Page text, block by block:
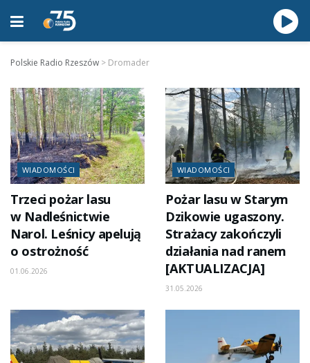
Polskie Radio Rzeszów > Dromader
WIADOMOŚCI
Trzeci pożar lasu
w Nadleśnictwie
Narol. Leśnicy apelują
o ostrożność
01.06.2026
WIADOMOŚCI
Pożar lasu w Starym
Dzikowie ugaszony.
Strażacy zakończyli
działania nad ranem
[AKTUALIZACJA]
31.05.2026